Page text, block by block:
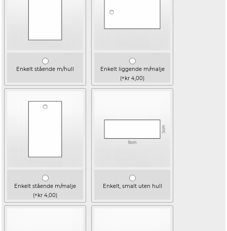
Enkelt stående m/hull
Enkelt liggende m/malje
(+kr 4,00)
Enkelt stående m/malje
(+kr 4,00)
Enkelt, smalt uten hull